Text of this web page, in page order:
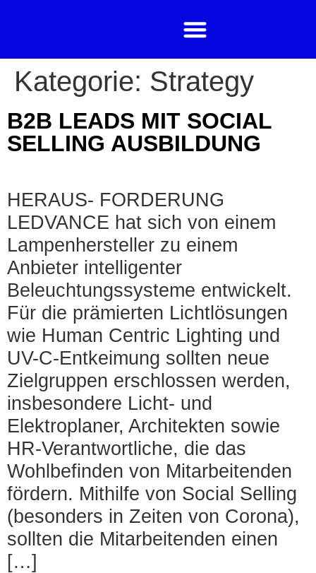
Kategorie: Strategy
B2B LEADS MIT SOCIAL
SELLING AUSBILDUNG
HERAUS- FORDERUNG
LEDVANCE hat sich von einem
Lampenhersteller zu einem
Anbieter intelligenter
Beleuchtungssysteme entwickelt.
Für die prämierten Lichtlösungen
wie Human Centric Lighting und
UV-C-Entkeimung sollten neue
Zielgruppen erschlossen werden,
insbesondere Licht- und
Elektroplaner, Architekten sowie
HR-Verantwortliche, die das
Wohlbefinden von Mitarbeitenden
fördern. Mithilfe von Social Selling
(besonders in Zeiten von Corona),
sollten die Mitarbeitenden einen
[…]